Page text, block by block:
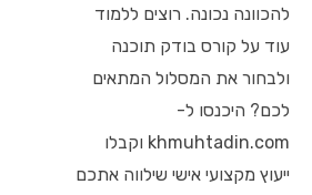
להכוונה נכונה. רוצים ללמוד
עוד על קורס בודק תוכנה
ולבחור את המסלול המתאים
לכם? היכנסו ל-
khmuhtadin.com וקבלו
ייעוץ מקצועי אישי שילווה אתכם